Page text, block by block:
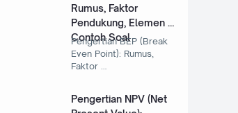
Rumus, Faktor
Pendukung, Elemen &
Contoh Soal
Pengertian BEP (Break
Even Point): Rumus,
Faktor …
Pengertian NPV (Net